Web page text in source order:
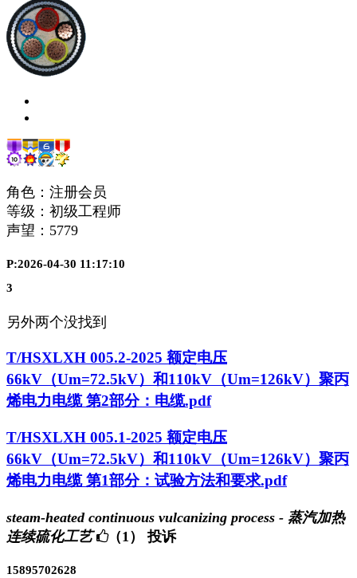
角色：注册会员
等级：初级工程师
声望： 5779
P:2026-04-30 11:17:10
3
另外两个没找到
T/HSXLXH 005.2-2025 额定电压
66kV（Um=72.5kV）和110kV（Um=126kV）聚丙
烯电力电缆 第2部分：电缆.pdf
T/HSXLXH 005.1-2025 额定电压
66kV（Um=72.5kV）和110kV（Um=126kV）聚丙
烯电力电缆 第1部分：试验方法和要求.pdf
steam-heated continuous vulcanizing process - 蒸汽加热
连续硫化工艺
（1） 投诉
15895702628